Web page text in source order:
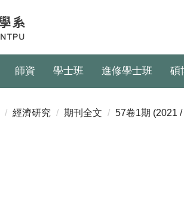
師資 學士班 進修學士班 碩
經濟研究 期刊全文 57卷1期 (2021